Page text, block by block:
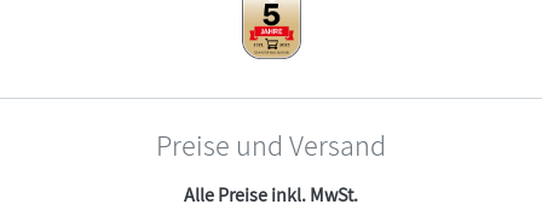
Preise und Versand
Alle Preise inkl. MwSt.